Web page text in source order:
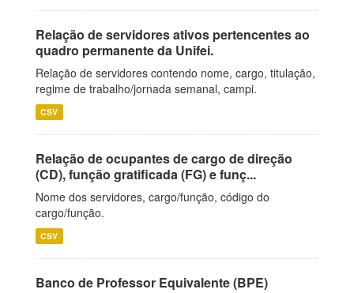
Relação de servidores ativos pertencentes ao
quadro permanente da Unifei.
Relação de servidores contendo nome, cargo, titulação,
regime de trabalho/jornada semanal, campi.
CSV
Relação de ocupantes de cargo de direção
(CD), função gratificada (FG) e funç...
Nome dos servidores, cargo/função, código do
cargo/função.
CSV
Banco de Professor Equivalente (BPE)